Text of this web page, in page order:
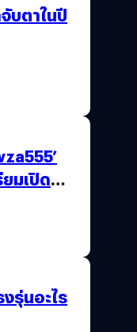
บตาในปี
ยมเปิด
รุ่นอะไร